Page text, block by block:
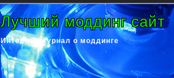
Лучший моддинг сайт
Интернет-журнал о моддинге